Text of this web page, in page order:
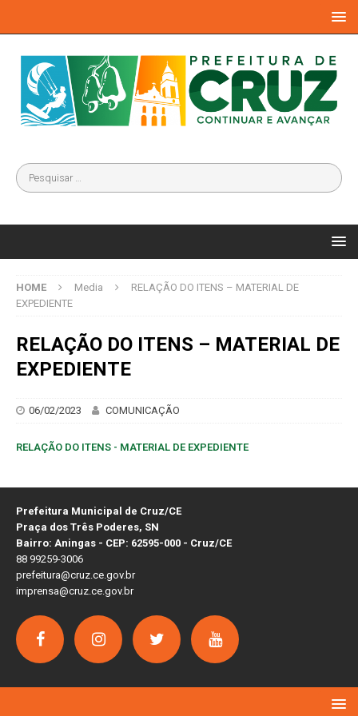
HOME Media
RELAÇÃO DO ITENS – MATERIAL DE
EXPEDIENTE
RELAÇÃO DO ITENS – MATERIAL DE
EXPEDIENTE
06/02/2023 COMUNICAÇÃO
RELAÇÃO DO ITENS - MATERIAL DE EXPEDIENTE
Prefeitura Municipal de Cruz/CE
Praça dos Três Poderes, SN
Bairro: Aningas - CEP: 62595-000 - Cruz/CE
88 99259-3006
prefeitura@cruz.ce.gov.br
imprensa@cruz.ce.gov.br